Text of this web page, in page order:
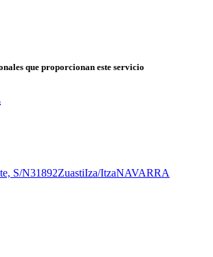
que proporcionan este servicio
S/N31892ZuastiIza/ItzaNAVARRA